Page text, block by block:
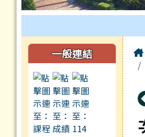
左邊區域內容
一般連結
頁尾區域